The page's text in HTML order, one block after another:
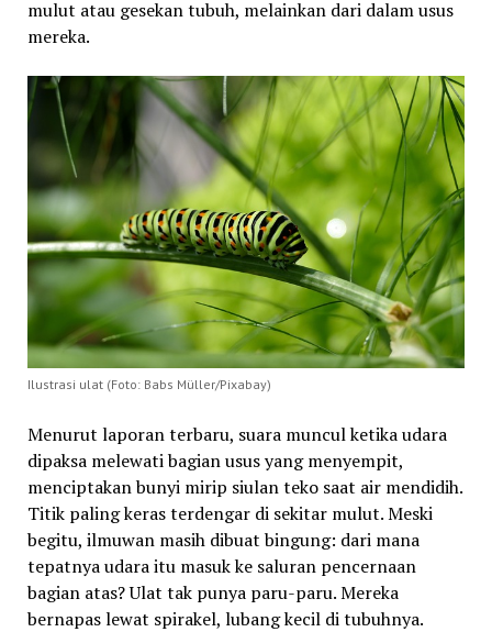
mulut atau gesekan tubuh, melainkan dari dalam usus
mereka.
Ilustrasi ulat (Foto: Babs Müller/Pixabay)
Menurut laporan terbaru, suara muncul ketika udara
dipaksa melewati bagian usus yang menyempit,
menciptakan bunyi mirip siulan teko saat air mendidih.
Titik paling keras terdengar di sekitar mulut. Meski
begitu, ilmuwan masih dibuat bingung: dari mana
tepatnya udara itu masuk ke saluran pencernaan
bagian atas? Ulat tak punya paru-paru. Mereka
bernapas lewat spirakel, lubang kecil di tubuhnya.